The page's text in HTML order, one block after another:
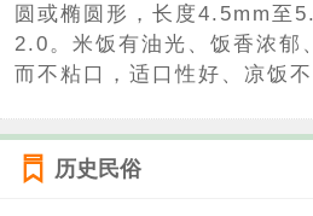
圆或椭圆形，长度4.5mm至
2.0。米饭有油光、饭香浓郁
而不粘口，适口性好、凉饭不
历史民俗